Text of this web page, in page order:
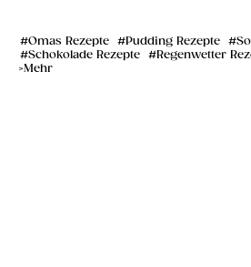
Omas Rezepte Pudding Rezepte
Schokolade Rezepte
Regenwetter
Mehr